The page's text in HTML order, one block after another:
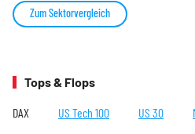
Zum Sektorvergleich
Tops & Flops
DAX US Tech 100 US 30